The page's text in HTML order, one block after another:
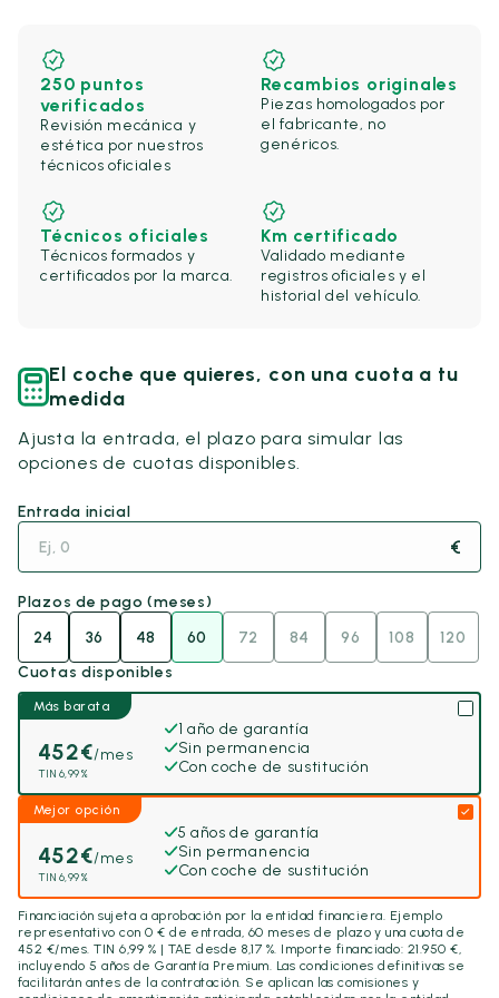
250 puntos
verificados
Revisión mecánica y
estética por nuestros
técnicos oficiales
Recambios originales
Piezas homologados por
el fabricante, no
genéricos.
Técnicos oficiales
Técnicos formados y
certificados por la marca.
Km certificado
Validado mediante
registros oficiales y el
historial del vehículo.
El coche que quieres, con una cuota a tu
medida
Ajusta la entrada, el plazo para simular las
opciones de cuotas disponibles.
Entrada inicial
€
Plazos de pago (meses)
24
36 48 60 72 84 96 108
120
Cuotas disponibles
Más barata
452€/mes
TIN 6,99%
1 año de garantía
Sin permanencia
Con coche de sustitución
Mejor opción
452€/mes
TIN 6,99%
5 años de garantía
Sin permanencia
Con coche de sustitución
Financiación sujeta a aprobación por la entidad financiera. Ejemplo
representativo con0 € de entrada, 60 meses de plazo y una cuota de
452 €/mes. TIN 6,99 % | TAE desde 8,17 %. Importe financiado: 21.950 €,
incluyendo5 años de Garantía Premium. Las condiciones definitivas se
facilitarán antes de la contratación. Se aplican las comisiones y